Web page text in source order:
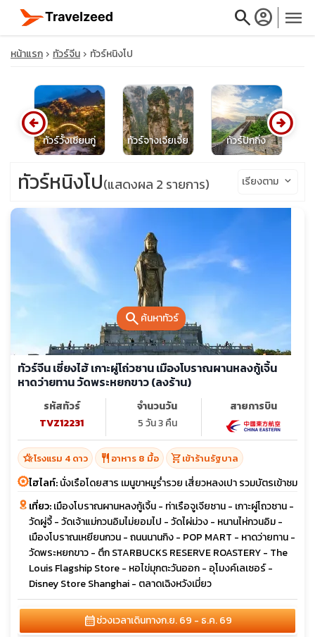
searchaccount_circle menu
close
travel_explore
calendar_month
หน้าแรก ทัวร์จีน ทัวร์หนิงโป
ทัวร์วั้งเซียนกู่ ทัวร์จางเจียเจี้ย ทัวร์ปักกิ่ง
arrow_circle_left arrow_circle_right
searchค้นหาทัวร์
ทัวร์หนิงโป(แสดงผล 2 รายการ) เรียงตาม keyboard_arrow_down
ทัวร์จีน เซี่ยงไฮ้ เกาะผู่โถ่วซาน เมืองโบราณผานหลงกู้เจิ้น
หาดว่ายทาน วัดพระหยกขาว (ลงร้าน)
รหัสทัวร์
TVZ12231
จำนวนวัน
5 วัน 3 คืน
สายการบิน
hotel_classโรงแรม 4 ดาว restaurant อาหาร 8 มื้อ shopping_cartเข้าร้านรัฐบาล
ไฮไลท์:นั่งเรือโดยสาร เมนูขาหมูร่ำรวย เสี่ยวหลงเปา รวมบัตรเข้าชม
เที่ยว:เมืองโบราณผานหลงกู้เจิ้น - ท่าเรือจูเจียซาน - เกาะผู่โถวซาน -
วัดผู่จี้ - วัดเจ้าแม่กวนอิมไม่ยอมไป - วัดไผ่ม่วง - หนานไห่กวนอิม -
เมืองโบราณเหยียนกวน - ถนนนานกิง - POP MART - หาดว่ายทาน -
วัดพระหยกขาว - ตึก STARBUCKS RESERVE ROASTERY - The
Louis Flagship Store - หอไข่มุกตะวันออก - อุโมงค์เลเซอร์ -
Disney Store Shanghai - ตลาดเฉิงหวังเมี่ยว
calendar_monthช่วงเวลาเดินทางก.ย. 69 - ธ.ค. 69